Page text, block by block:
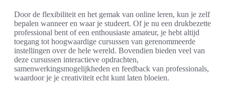
Door de flexibiliteit en het gemak van online leren, kun je zelf
bepalen wanneer en waar je studeert. Of je nu een drukbezette
professional bent of een enthousiaste amateur, je hebt altijd
toegang tot hoogwaardige cursussen van gerenommeerde
instellingen over de hele wereld. Bovendien bieden veel van
deze cursussen interactieve opdrachten,
samenwerkingsmogelijkheden en feedback van professionals,
waardoor je je creativiteit echt kunt laten bloeien.